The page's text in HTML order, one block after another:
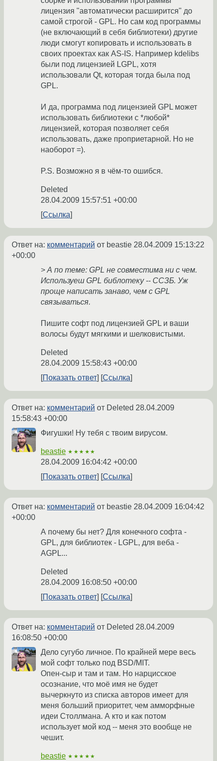
лицензия "автоматически расширится" до
самой строгой - GPL. Но сам код программы
(не включающий в себя библиотеки) другие
люди смогут копировать и использовать в
своих проектах как AS-IS. Например kdelibs
были под лицензией LGPL, хотя
использовали Qt, которая тогда была под
GPL.
И да, программа под лицензией GPL может
использовать библиотеки с *любой*
лицензией, которая позволяет себя
использовать, даже проприетарной. Но не
наоборот =).
P.S. Возможно я в чём-то ошибся.
Deleted
28.04.2009 15:57:51 +00:00
Ссылка
Ответ на: комментарий от beastie 28.04.2009 15:13:22
+00:00
> А по теме: GPL не совместима ни с чем.
Используеш GPL библотеку -- ССЗБ. Уж
проще написать занаво, чем с GPL
связываться.
Пишите софт под лицензией GPL и ваши
волосы будут мягкими и шелковистыми.
Deleted
28.04.2009 15:58:43 +00:00
Показать ответ
Ссылка
Ответ на: комментарий от Deleted 28.04.2009
15:58:43 +00:00
Фигушки! Ну тебя с твоим вирусом.
beastie ★★★★★
28.04.2009 16:04:42 +00:00
Показать ответ
Ссылка
Ответ на: комментарий от beastie 28.04.2009 16:04:42
+00:00
А почему бы нет? Для конечного софта -
GPL, для библиотек - LGPL, для веба -
AGPL...
Deleted
28.04.2009 16:08:50 +00:00
Показать ответ
Ссылка
Ответ на: комментарий от Deleted 28.04.2009
16:08:50 +00:00
Дело сугубо личное. По крайней мере весь
мой софт только под BSD/MIT.
Опен-сыр и там и там. Но нарцисское
осознание, что моё имя не будет
вычеркнуто из списка авторов имеет для
меня больший приоритет, чем амморфные
идеи Столлмана. А кто и как потом
использует мой код -- меня это вообще не
чешит.
beastie ★★★★★